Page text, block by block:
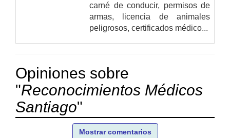
carné de conducir, permisos de
armas, licencia de animales
peligrosos, certificados médico...
Opiniones sobre
"Reconocimientos Médicos
Santiago"
Mostrar comentarios